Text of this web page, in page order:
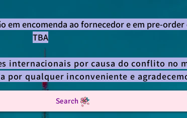
encomenda ao fornecedor e em pre-order
TBA
internacionais por causa do conflito no
por qualquer inconveniente e
Search